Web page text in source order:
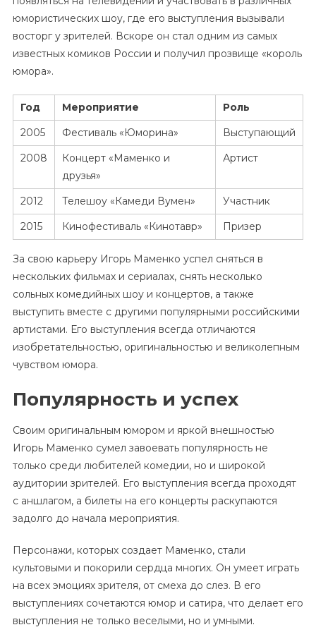
юмористических шоу, где его выступления вызывали
восторг у зрителей. Вскоре он стал одним из самых
известных комиков России и получил прозвище «король
юмора».
Год Мероприятие
Роль
2005
Фестиваль «Юморина»
Выступающий
2008
Концерт «Маменко и
друзья»
Артист
2012 Телешоу «Камеди Вумен»
Участник
2015
Кинофестиваль «Кинотавр» Призер
За свою карьеру Игорь Маменко успел сняться в
нескольких фильмах и сериалах, снять несколько
сольных комедийных шоу и концертов, а также
выступить вместе с другими популярными российскими
артистами. Его выступления всегда отличаются
изобретательностью, оригинальностью и великолепным
чувством юмора.
Популярность и успех
Своим оригинальным юмором и яркой внешностью
Игорь Маменко сумел завоевать популярность не
только среди любителей комедии, но и широкой
аудитории зрителей. Его выступления всегда проходят
с аншлагом, а билеты на его концерты раскупаются
задолго до начала мероприятия.
Персонажи, которых создает Маменко, стали
культовыми и покорили сердца многих. Он умеет играть
на всех эмоциях зрителя, от смеха до слез. В его
выступлениях сочетаются юмор и сатира, что делает его
выступления не только веселыми, но и умными.